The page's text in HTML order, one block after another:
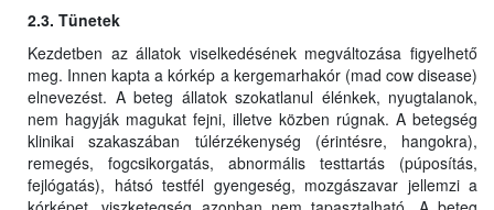
2.3. Tünetek
Kezdetben az állatok viselkedésének megváltozása figyelhető
meg. Innen kapta a kórkép a kergemarhakór (mad cow disease)
elnevezést. A beteg állatok szokatlanul élénkek, nyugtalanok,
nem hagyják magukat fejni, illetve közben rúgnak. A betegség
klinikai szakaszában túlérzékenység (érintésre, hangokra),
remegés, fogcsikorgatás, abnormális testtartás (púposítás,
fejlógatás), hátsó testfél gyengeség, mozgászavar jellemzi a